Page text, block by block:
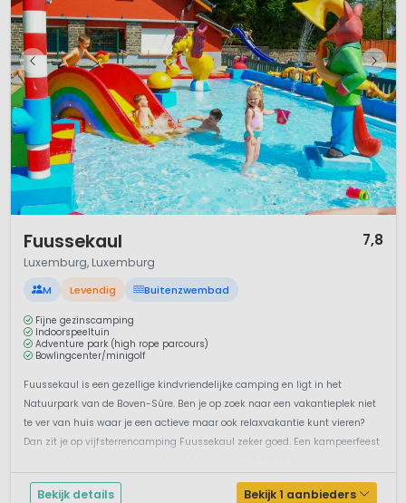
Fuussekaul 7,8
Luxemburg, Luxemburg
M Levendig Buitenzwembad
Fijne gezinscamping
Indoorspeeltuin
Adventure park (high rope parcours)
Bowlingcenter/minigolf
Fuussekaul is een gezellige kindvriendelijke camping en ligt in het
Natuurpark van de Boven-Sûre. Ben je op zoek naar een vakantieplek niet
te ver van huis waar je een actieve maar ook relaxvakantie kunt vieren?
Dan zit je op vijfsterrencamping Fuussekaul zeker goed. Een kampeerfeest
Bekijk details Bekijk 1 aanbieders